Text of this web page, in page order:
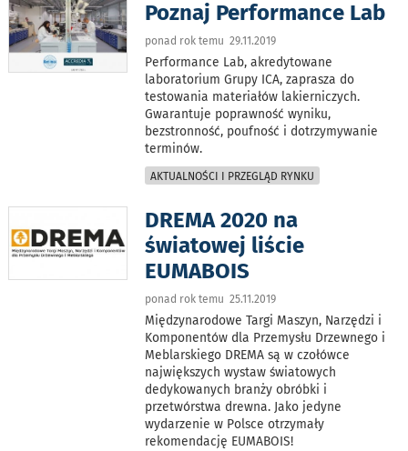
Poznaj Performance Lab
ponad rok temu 29.11.2019
Performance Lab, akredytowane
laboratorium Grupy ICA, zaprasza do
testowania materiałów lakierniczych.
Gwarantuje poprawność wyniku,
bezstronność, poufność i dotrzymywanie
terminów.
AKTUALNOŚCI I PRZEGLĄD RYNKU
DREMA 2020 na
światowej liście
EUMABOIS
ponad rok temu 25.11.2019
Międzynarodowe Targi Maszyn, Narzędzi i
Komponentów dla Przemysłu Drzewnego i
Meblarskiego DREMA są w czołówce
największych wystaw światowych
dedykowanych branży obróbki i
przetwórstwa drewna. Jako jedyne
wydarzenie w Polsce otrzymały
rekomendację EUMABOIS!